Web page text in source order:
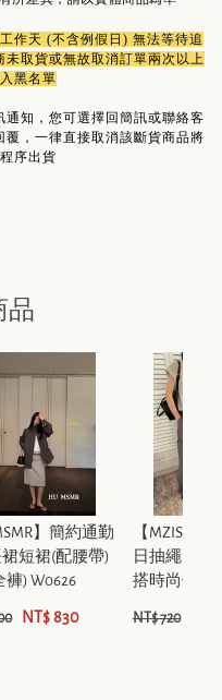
作天 (不含例假日) 無法等待追
取貨或無故取消訂單兩次以上
黑名單
知，您可選擇回簡訊或聯絡客
，一律直接取消該斷貨商品將
序出貨
品
】簡約通勤
裙短裙(配腰帶)
褲) W0626
NT$ 830
【
日抽繩兩側
搭時尚休閒
NT$ 720